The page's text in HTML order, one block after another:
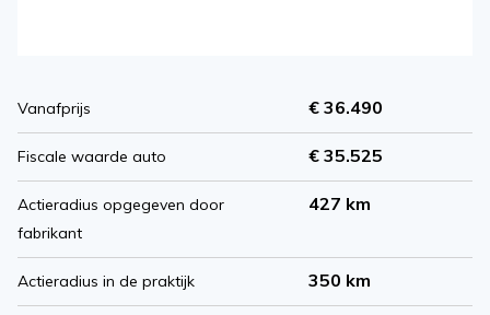
Vanafprijs € 36.490
Fiscale waarde auto € 35.525
Actieradius opgegeven door
fabrikant
427 km
Actieradius in de praktijk 350 km